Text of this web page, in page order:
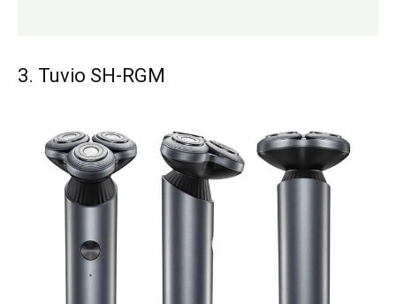
3. Tuvio SH-RGM